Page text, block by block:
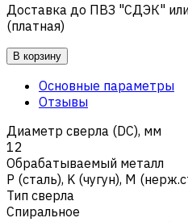
Доставка до ПВЗ "СДЭК"
(платная)
В корзину
Основные параметры
Отзывы
Диаметр сверла (DC), мм
12
Обрабатываемый металл
Р (сталь), K (чугун), M
Тип сверла
Спиральное